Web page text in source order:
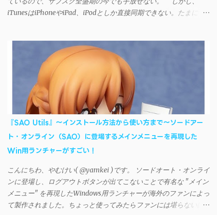
iTunesはiPhoneやiPad、iPodとしか直接同期できない。たまに
ドパーティー製のアプリを PC と Androidデバイス それぞれにイン
ストールすれば、Wi-Fiや USB接続 を通じて同期できるようにな
る。私も 2012年頃にAndroidウォークマン を使い始めた頃から便
利に活用させてもらっていたのだが、2023年現在はiSyncrを使っ
て同期ができないという声を多数見かけるようになった。 具体
的には、PC側のiSyncrアプリで設定したパスワードをAndroidアプ
リに入力しようとすると、入力したパスワードが保存されず、い
つまでたっても再度入力を促されるというもの。 この不具合を
回避するには、次の手順が有効だ。 Androidデバイスの言語を英語
に設定する （念のため）再起動する iSyncrでパスワードを入力す
すれば完了 一度この手順を施せば、言語設定は日本語に戻して
もOKだ。これでWi-Fiを使った同期機能が使えるようになる。USB
接続による同期については、アプリに根本的な不具合が発生して
おり、現時点で使えないようだ。諦めよう。 今回の不具合につ
『SAO Utils』～インストール方法から使い方まで～ソードアー
ト・オンライン（SAO）に登場するメインメニューを再現した
Win用ランチャーがすごい！
こんにちわ、やむけい( @yamkei )です。 ソードオート・オンライ
ンに登場し、ログアウトボタンが出てこないことで有名な "メイン
メニュー" を再現したWindows用ランチャーが海外のファンによっ
て製作されました。ちょっと使ってみたらファンには堪らないほ